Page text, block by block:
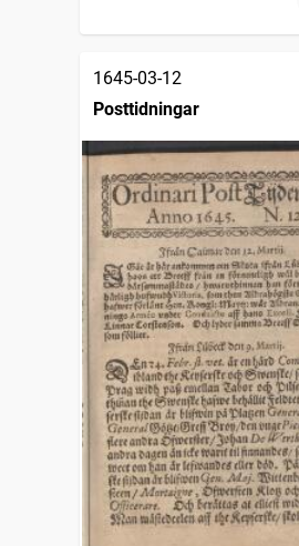
1645-03-12
Posttidningar